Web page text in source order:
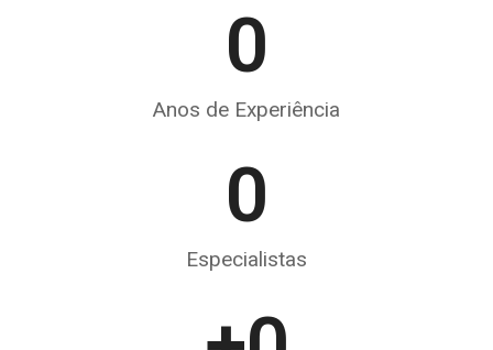
0
Anos de Experiência
0
Especialistas